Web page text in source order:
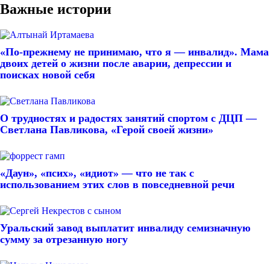
Важные истории
«По-прежнему не принимаю, что я — инвалид». Мама
двоих детей о жизни после аварии, депрессии и
поисках новой себя
О трудностях и радостях занятий спортом с ДЦП —
Светлана Павликова, «Герой своей жизни»
«Даун», «псих», «идиот» — что не так с
использованием этих слов в повседневной речи
Уральский завод выплатит инвалиду семизначную
сумму за отрезанную ногу